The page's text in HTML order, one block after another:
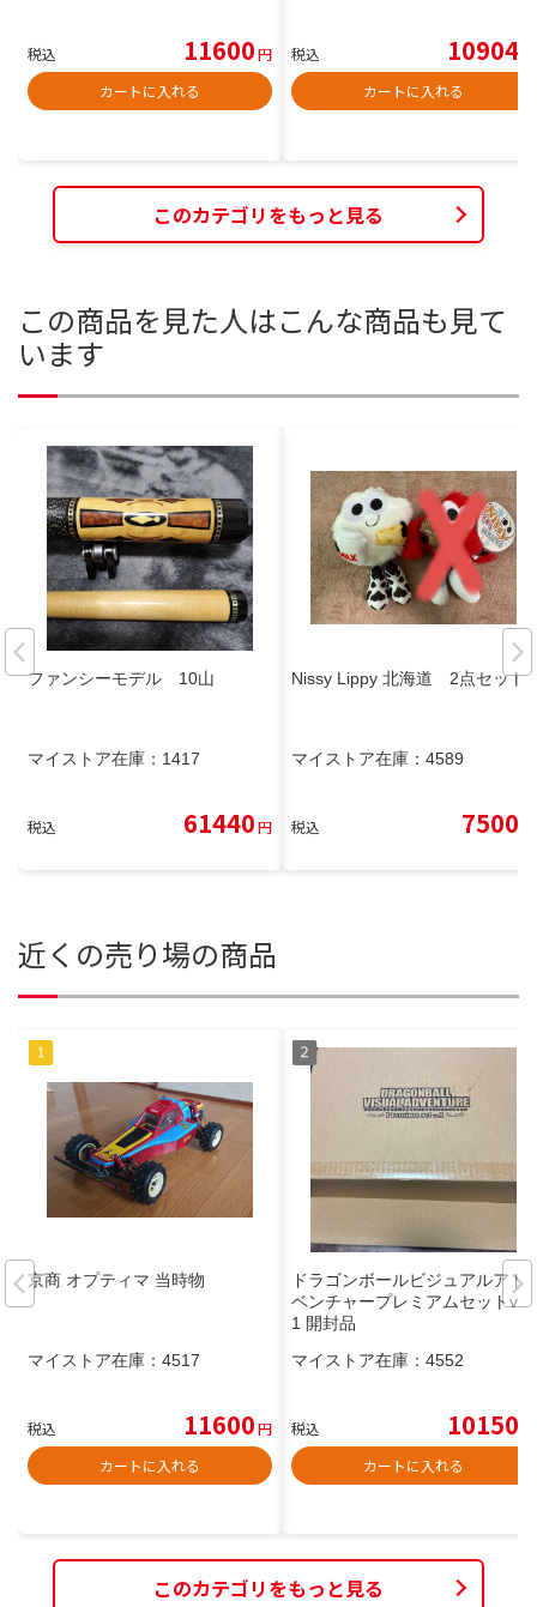
税込 11600円
カートに入れる
税込 10904
カートに入れる
このカテゴリをもっと見る
この商品を見た人はこんな商品も見て
います
ファンシーモデル 10山
マイストア在庫： 1417
税込 61440円
Nissy Lippy 北海道 2点セット
マイストア在庫： 4589
税込 7500
近くの売り場の商品
京商 オプティマ 当時物
マイストア在庫： 4517
税込 11600円
カートに入れる
ドラゴンボールビジュアルアド
ベンチャープレミアムセットvol.
1 開封品
マイストア在庫： 4552
税込 10150
カートに入れる
このカテゴリをもっと見る